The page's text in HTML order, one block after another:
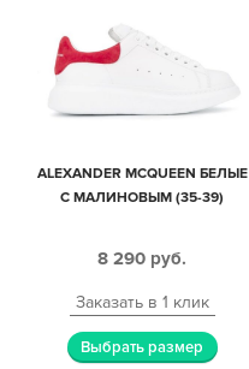
ALEXANDER MCQUEEN БЕЛЫЕ
С МАЛИНОВЫМ (35-39)
8 290 руб.
Заказать в 1 клик
Выбрать размер